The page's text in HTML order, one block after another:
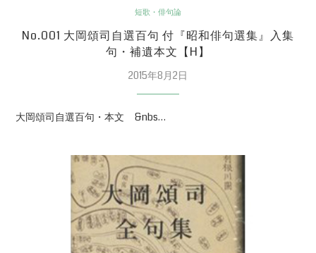
短歌・俳句論
No.001 大岡頌司自選百句 付『昭和俳句選集』入集
句・補遺本文【H】
2015年8月2日
大岡頌司自選百句・本文 &nbs…